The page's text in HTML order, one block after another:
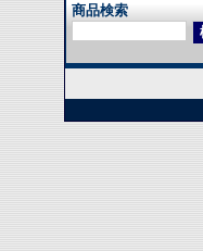
商品検索